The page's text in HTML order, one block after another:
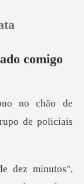
comigo
de
d
utos",